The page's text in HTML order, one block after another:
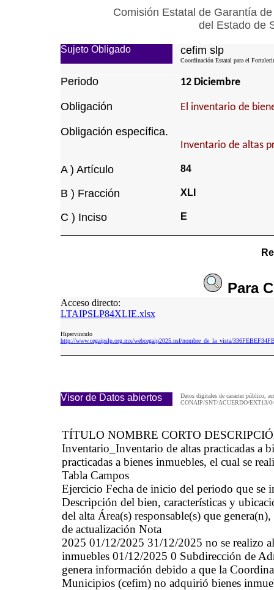
Comisión Estatal de Garantía
del Estado de
Sujeto Obligado cefim slp
Coordinación Estatal para el
Periodo 12 Diciembre
Obligación El inventario de
Obligación específica.
Inventario de altas
A ) Artículo 84
B ) Fracción XLI
C ) Inciso E
Para
Acceso directo:
LTAIPSLP84XLIE.xlsx
Hipervinculo
http://www.cegaipslp.org.mx/webcegaip2025.nsf/nombre_de_la_vista/
Visor de Datos abiertos
Datos digitales de caracter público,
CONAIP/SNT/ACUERDO/EXT13/
TÍTULO NOMBRE CORTO
Inventario_Inventario de altas practicadas a
practicadas a bienes inmuebles, el cual se
Tabla Campos
Ejercicio Fecha de inicio del periodo que se
Descripción del bien, características y
del alta Área(s) responsable(s) que
de actualización Nota
2025 01/12/2025 31/12/2025 no se realizo
inmuebles 01/12/2025 0 Subdirección de
genera información debido a que la
Municipios (cefim) no adquirió bienes